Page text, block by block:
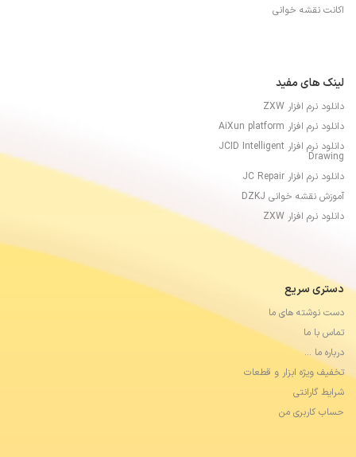
اکانت نقشه خوانی
لینک های مفید
دانلود نرم افزار ZXW
دانلود نرم افزار AiXun platform
دانلود نرم افزار JCID Intelligent
Drawing
دانلود نرم افزار JC Repair
آموزش نقشه خوانی DZKJ
دانلود نرم افزار ZXW
دستری سریع
دست نوشته های ما
تماس با ما
درباره ما …
تخفیف ویژه ابزار و قطعات
شرایط گارانتی
حساب کاربری من